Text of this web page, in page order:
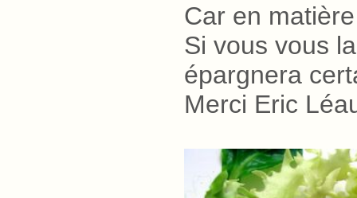
Car en
Si vous vous
épargnera
Merci Eric